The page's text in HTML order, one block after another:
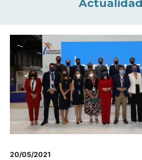
Actualidad
20/05/2021